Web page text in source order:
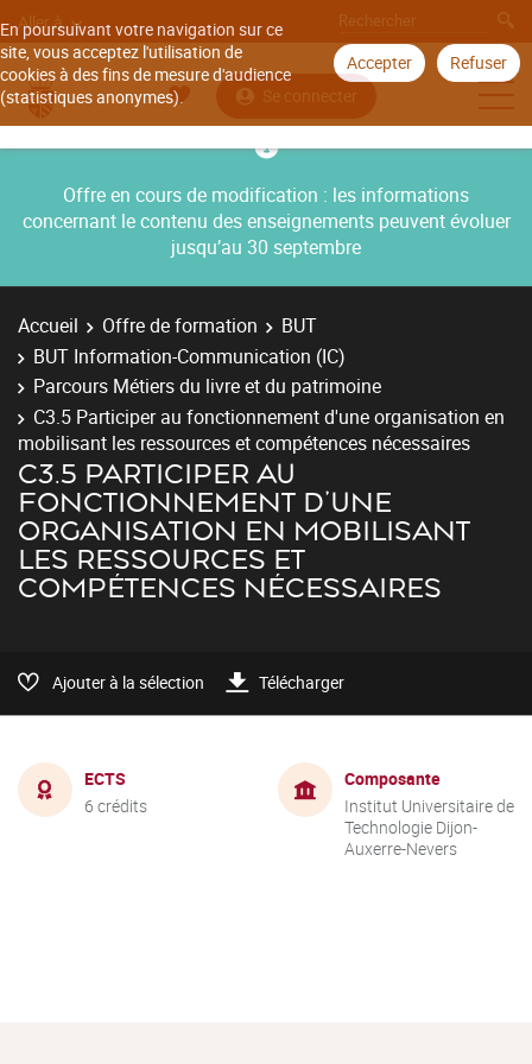
En poursuivant votre navigation sur ce
site, vous acceptez l'utilisation de
cookies à des fins de mesure d'audience
(statistiques anonymes).
Accepter Refuser
Aller à
Se connecter
Offre en cours de modification : les informations
concernant le contenu des enseignements peuvent évoluer
jusqu’au 30 septembre
Accueil Offre de formation
BUT
BUT Information-Communication (IC)
Parcours Métiers du livre et du patrimoine
C3.5 Participer au fonctionnement d'une organisation en
mobilisant les ressources et compétences nécessaires
C3.5 PARTICIPER AU
FONCTIONNEMENT D'UNE
ORGANISATION EN MOBILISANT
LES RESSOURCES ET
COMPÉTENCES NÉCESSAIRES
Ajouter à la sélection Télécharger
ECTS
6 crédits
Composante
Institut Universitaire de
Technologie Dijon-
Auxerre-Nevers